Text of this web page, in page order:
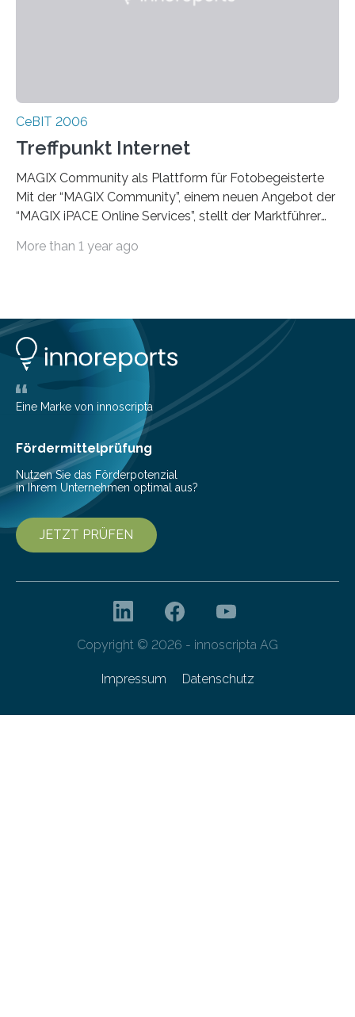
CeBIT 2006
Treffpunkt Internet
MAGIX Community als Plattform für Fotobegeisterte
Mit der “MAGIX Community”, einem neuen Angebot der
“MAGIX iPACE Online Services”, stellt der Marktführer
Fotobegeisterten ein interaktives Austauschmedium im
kann nach Fotos gesucht werden. “MAGIX Community”
ist der Multimedia-Treffpunkt, u
More than 1 year ago
Eine Marke von innoscripta
Fördermittelprüfung
Nutzen Sie das Förderpotenzial
in Ihrem Unternehmen optimal aus?
JETZT PRÜFEN
Copyright © 2026 - innoscripta AG
Impressum Datenschutz